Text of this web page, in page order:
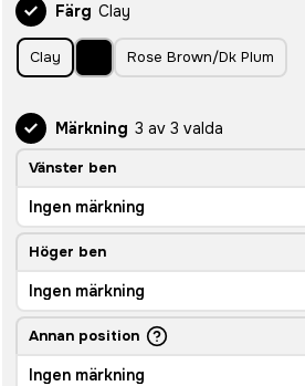
Färg Clay
Clay Rose Brown/Dk Plum
Märkning 3 av 3 valda
Vänster ben
Ingen märkning
Höger ben
Ingen märkning
Annan position
Ingen märkning